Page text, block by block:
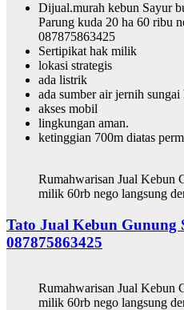
Dijual.murah kebun Sayur
Parung kuda 20 ha 60 ribu
087875863425
Sertipikat hak milik
lokasi strategis
ada listrik
ada sumber air jernih sungai
akses mobil
lingkungan aman.
ketinggian 700m diatas
Rumahwarisan Jual Kebun
milik 60rb nego langsung
Tato Jual Kebun Gunung
087875863425
Rumahwarisan Jual Kebun
milik 60rb nego langsung